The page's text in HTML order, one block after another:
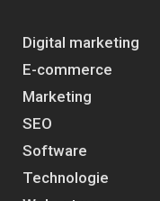
Digital marketing
E-commerce
Marketing
SEO
Software
Technologie